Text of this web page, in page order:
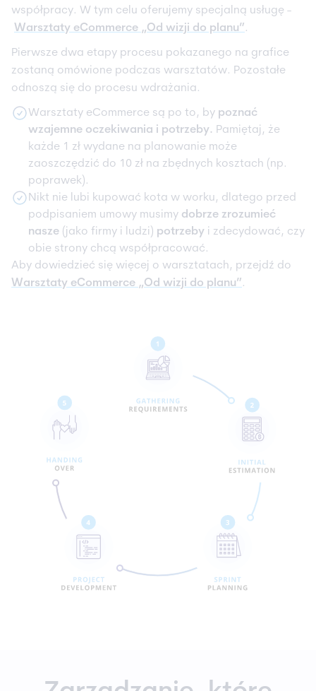
współpracy. W tym celu oferujemy specjalną usługę -
Warsztaty eCommerce „Od wizji do planu”.
Pierwsze dwa etapy procesu pokazanego na grafice
zostaną omówione podczas warsztatów. Pozostałe
odnoszą się do procesu wdrażania.
Warsztaty eCommerce są po to, by poznać
wzajemne oczekiwania i potrzeby. Pamiętaj, że
każde 1 zł wydane na planowanie może
zaoszczędzić do 10 zł na zbędnych kosztach (np.
poprawek).
Nikt nie lubi kupować kota w worku, dlatego przed
podpisaniem umowy musimy dobrze zrozumieć
nasze (jako firmy i ludzi) potrzeby i zdecydować, czy
obie strony chcą współpracować.
Aby dowiedzieć się więcej o warsztatach, przejdź do
Warsztaty eCommerce „Od wizji do planu”.